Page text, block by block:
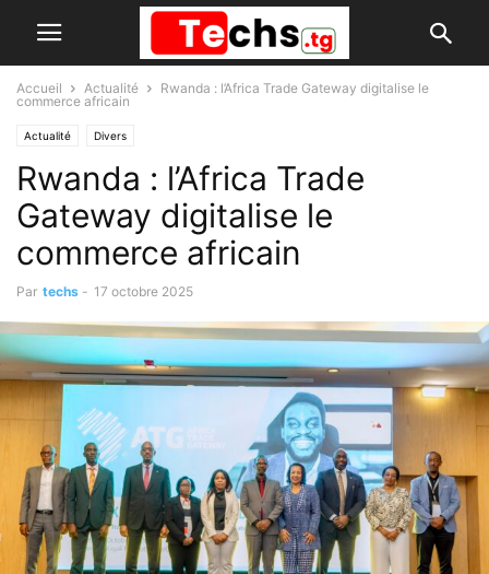
Accueil Actualité
Rwanda : l’Africa Trade Gateway digitalise le
commerce africain
Actualité Divers
Rwanda : l’Africa Trade
Gateway digitalise le
commerce africain
Par techs - 17 octobre 2025